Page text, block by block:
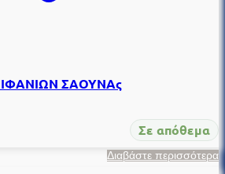
ΣΑΟΥΝΑς
Σε απόθεμα
Διαβάστε περισσότερα